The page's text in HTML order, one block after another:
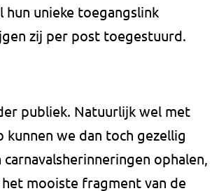
hun unieke toegangslink
zij per post toegestuurd.
publiek. Natuurlijk wel met
we dan toch gezellig
ophalen,
mooiste fragment van de